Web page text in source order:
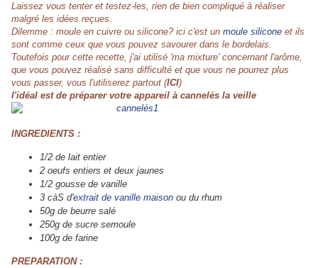
Laissez vous tenter et testez-les, rien de bien compliqué à réaliser
malgré les idées reçues.
Dilemme : moule en cuivre ou silicone? ici c'est un moule silicone et ils
sont comme ceux que vous pouvez savourer dans le bordelais.
Toutefois pour cette recette, j'ai utilisé 'ma mixture' concernant l'arôme,
que vous pouvez réalisé sans difficulté et que vous ne pourrez plus
vous passer, vous l'utiliserez partout (ICI)
l'idéal est de préparer votre appareil à cannelés la veille
INGREDIENTS :
1/2 de lait entier
2 oeufs entiers et deux jaunes
1/2 gousse de vanille
3 càS d'extrait de vanille maison ou du rhum
50g de beurre salé
250g de sucre semoule
100g de farine
PREPARATION :